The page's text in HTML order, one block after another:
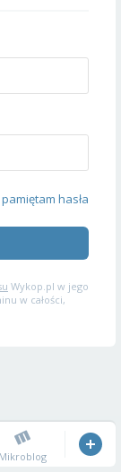
hasła
Wykop.pl w jego
w całości,
Mikroblog